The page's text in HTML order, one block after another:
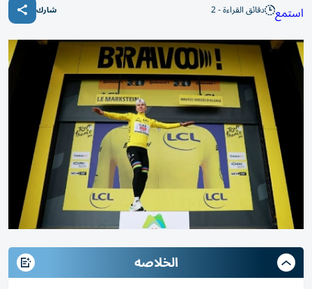
استمع دقائق القراءة - 2 شارك
الخلاصه